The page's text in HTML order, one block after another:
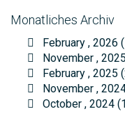
Monatliches Archiv
February , 2026
November ,
February , 2025
November ,
October , 2024